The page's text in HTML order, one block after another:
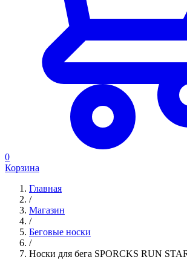
0
Корзина
Главная
/
Магазин
/
Беговые носки
/
Носки для бега SPORCKS RUN